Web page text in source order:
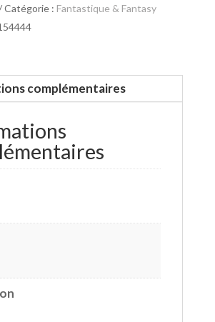
Catégorie : Fantastique & Fantasy
complémentaires